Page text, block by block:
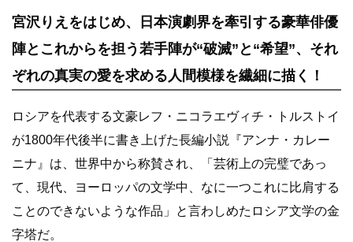
宮沢りえをはじめ、日本演劇界を牽引する豪華俳優
陣とこれからを担う若手陣が“破滅”と“希望”、それ
ぞれの真実の愛を求める人間模様を繊細に描く！
ロシアを代表する文豪レフ・ニコラエヴィチ・トルストイ
が1800年代後半に書き上げた長編小説『アンナ・カレー
ニナ』は、世界中から称賛され、「芸術上の完璧であっ
て、現代、ヨーロッパの文学中、なに一つこれに比肩する
ことのできないような作品」と言わしめたロシア文学の金
字塔だ。